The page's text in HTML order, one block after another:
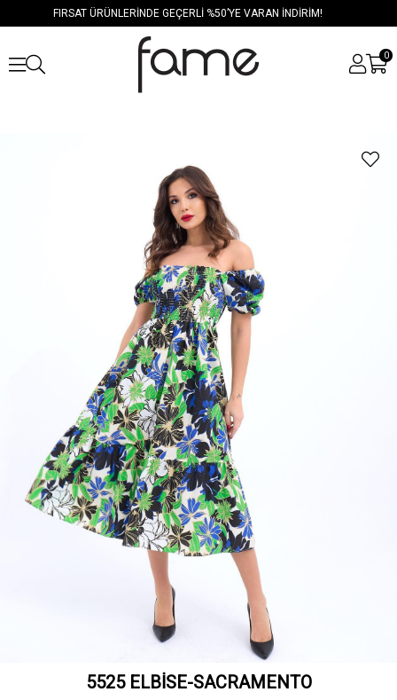
FIRSAT ÜRÜNLERİNDE GEÇERLİ %50’YE VARAN İNDİRİM!
0
5525 ELBİSE-SACRAMENTO